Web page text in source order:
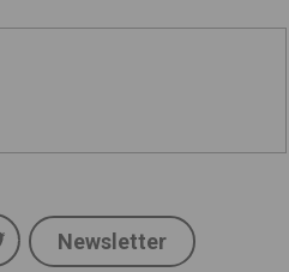
YouTubeTwitter
Newsletter